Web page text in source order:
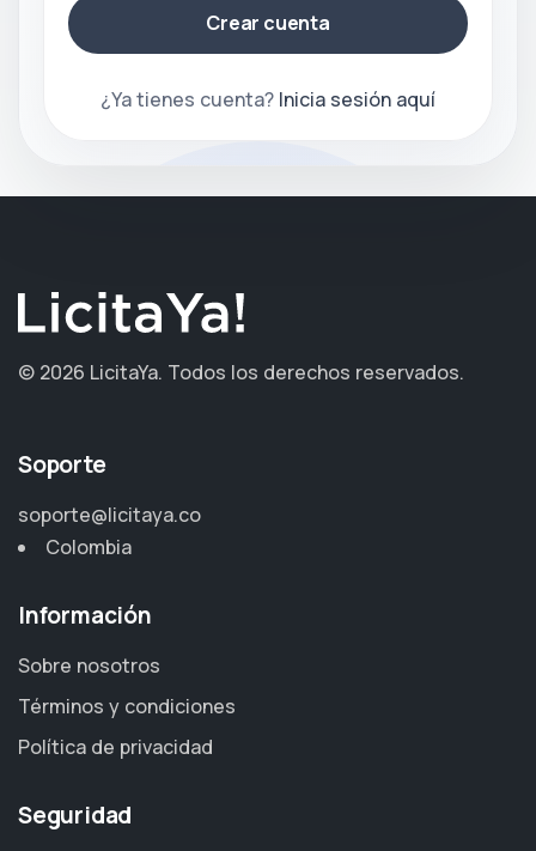
Crear cuenta
¿Ya tienes cuenta? Inicia sesión aquí
© 2026 LicitaYa. Todos los derechos reservados.
Soporte
soporte@licitaya.co
Colombia
Información
Sobre nosotros
Términos y condiciones
Política de privacidad
Seguridad